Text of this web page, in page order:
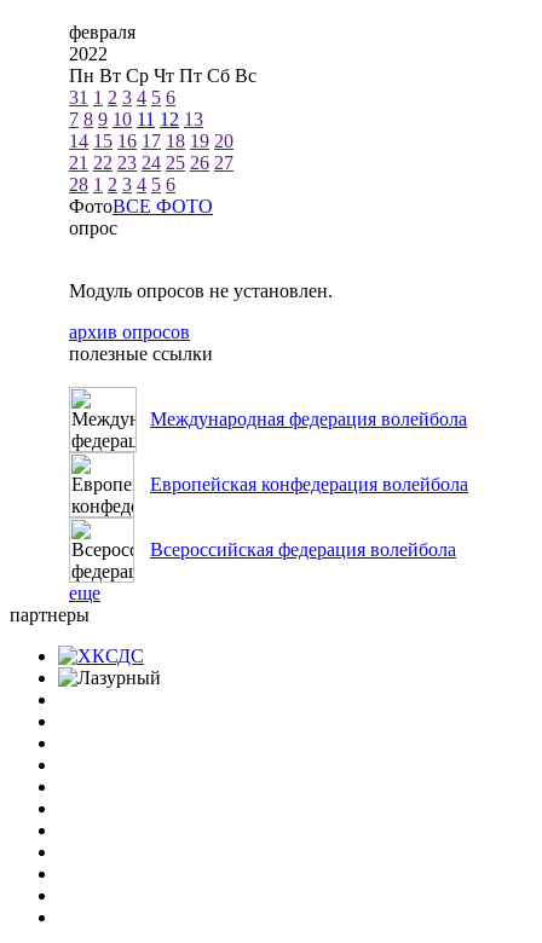
февраля
2022
Пн Вт Ср Чт Пт Сб Вс
31 1 2 3 4 5 6
7 8 9 10 11 12 13
14 15 16 17 18 19 20
21 22 23 24 25 26 27
28 1 2 3 4 5 6
ФотоВСЕ ФОТО
опрос
Модуль опросов не установлен.
архив опросов
полезные ссылки
Международная федерация волейбола
Европейская конфедерация волейбола
Всероссийская федерация волейбола
еще
партнеры